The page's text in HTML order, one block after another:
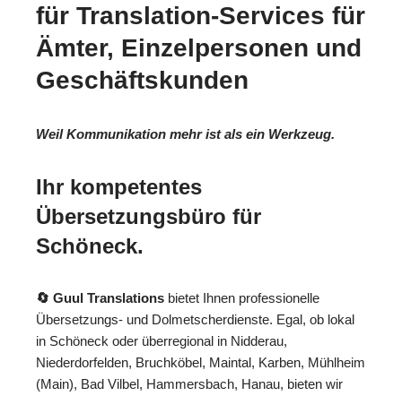
für Translation-Services für
Ämter, Einzelpersonen und
Geschäftskunden
Weil Kommunikation mehr ist als ein Werkzeug.
Ihr kompetentes
Übersetzungsbüro für
Schöneck.
🔄 Guul Translations bietet Ihnen professionelle
Übersetzungs- und Dolmetscherdienste. Egal, ob lokal
in Schöneck oder überregional in Nidderau,
Niederdorfelden, Bruchköbel, Maintal, Karben, Mühlheim
(Main), Bad Vilbel, Hammersbach, Hanau, bieten wir